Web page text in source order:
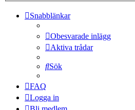
Snabblänkar
Obesvarade inlägg
Aktiva trådar
Sök
FAQ
Logga in